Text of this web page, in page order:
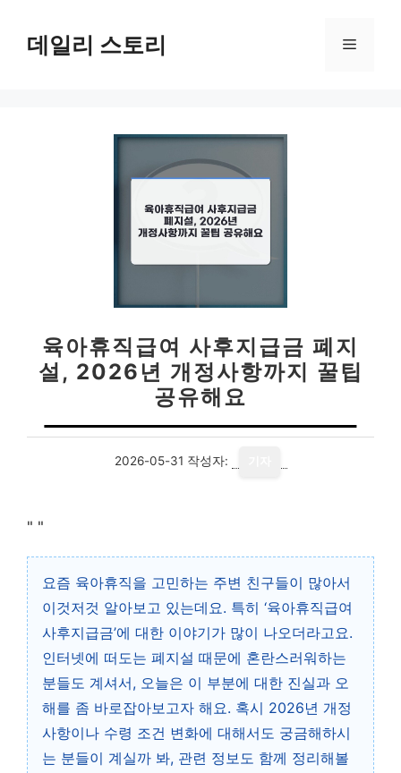
데일리 스토리 메
육아휴직급여 사후지급금 폐지
설, 2026년 개정사항까지 꿀팁
공유해요
2026-05-31 작성자:
" "
요즘 육아휴직을 고민하는 주변 친구들이 많아서
이것저것 알아보고 있는데요. 특히 ‘육아휴직급여
사후지급금’에 대한 이야기가 많이 나오더라고요.
인터넷에 떠도는 폐지설 때문에 혼란스러워하는
분들도 계셔서, 오늘은 이 부분에 대한 진실과 오
해를 좀 바로잡아보고자 해요. 혹시 2026년 개정
사항이나 수령 조건 변화에 대해서도 궁금해하시
는 분들이 계실까 봐, 관련 정보도 함께 정리해볼